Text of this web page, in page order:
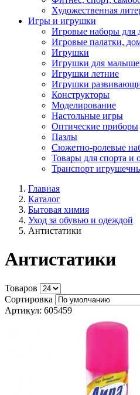
Художественная
Игры и игрушки
Игровые наборы для
Игровые палатки,
Игрушки
Игрушки для
Игрушки летние
Игрушки
Конструкторы
Моделирование
Настольные игры
Оптические приборы
Пазлы
Сюжетно-ролевые
Товары для спорта и
Транспорт
Главная
Каталог
Бытовая химия
Уход за обувью и одеждой
Антистатики
Антистатики
Товаров
Сортировка
Артикул: 605459